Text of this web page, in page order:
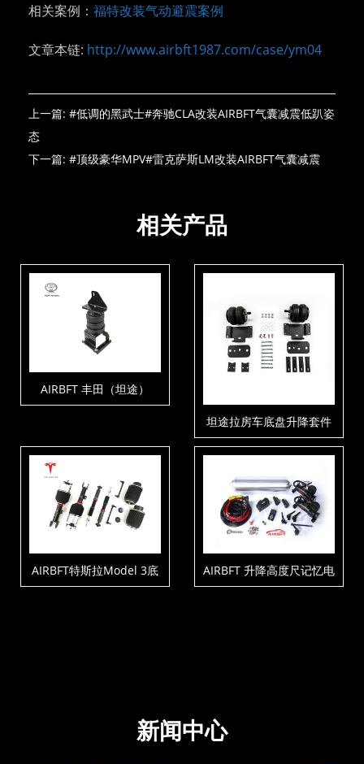
相关案例： 福特改装气动避震案例
文章本链: http://www.airbft1987.com/case/ym04
上一篇: #低调的黑武士#奔驰CLA改装AIRBFT气囊减震低趴姿
态
下一篇: #顶级豪华MPV#雷克萨斯LM改装AIRBFT气囊减震
相关产品
AIRBFT 丰田（坦途）
TUNDRA AIRBAGS越野承
坦途拉房车底盘升降套件
AIRBFT特斯拉Model 3底
盘升降套件
AIRBFT 升降高度尺记忆电
控套件V4-PH3-C2-T5
新闻中心